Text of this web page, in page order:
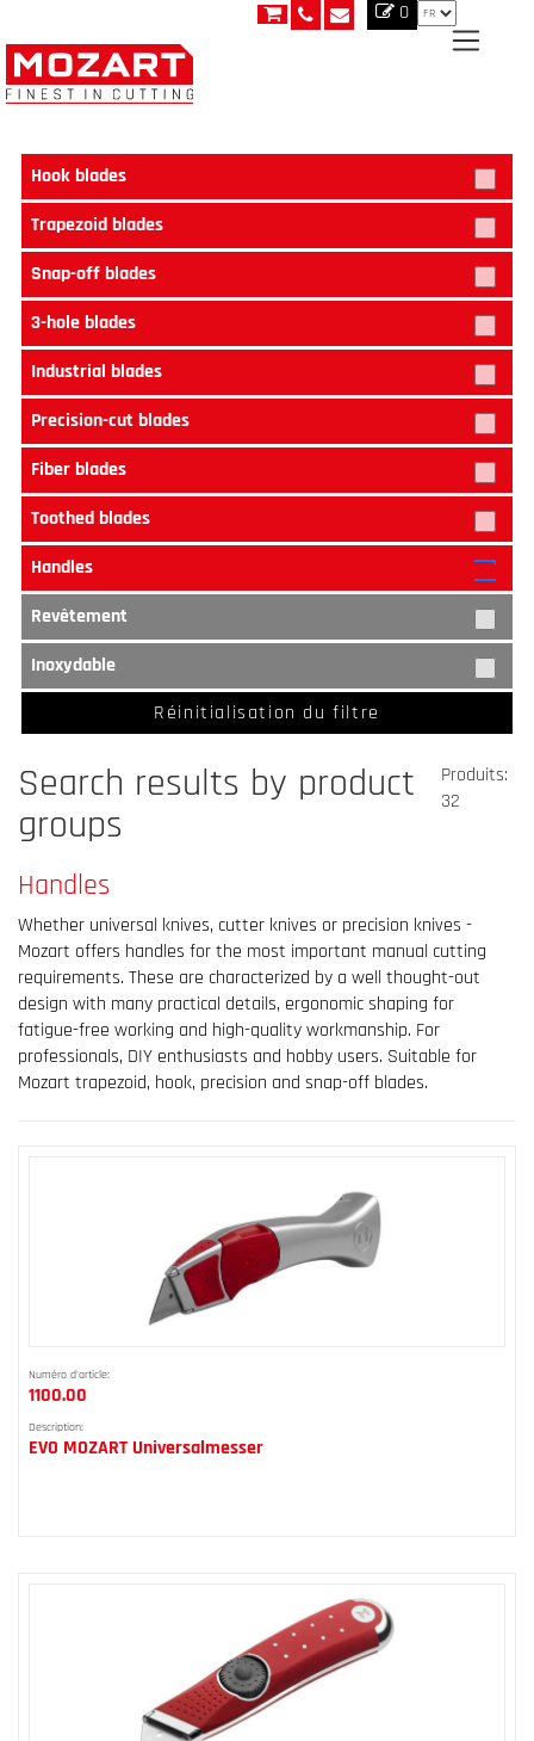
0
Hook blades
Trapezoid blades
Snap-off blades
3-hole blades
Industrial blades
Precision-cut blades
Fiber blades
Toothed blades
Handles
Revêtement
Inoxydable
Réinitialisation du filtre
Search results by product
groups
Produits:
32
Handles
Whether universal knives, cutter knives or precision knives -
Mozart offers handles for the most important manual cutting
requirements. These are characterized by a well thought-out
design with many practical details, ergonomic shaping for
fatigue-free working and high-quality workmanship. For
professionals, DIY enthusiasts and hobby users. Suitable for
Mozart trapezoid, hook, precision and snap-off blades.
Numéro d'article:
1100.00
Description:
EVO MOZART Universalmesser